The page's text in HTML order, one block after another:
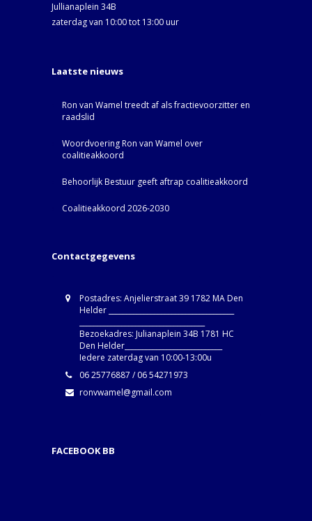
Jullianaplein 34B
zaterdag van 10:00 tot 13:00 uur
Laatste nieuws
Ron van Wamel treedt af als fractievoorzitter en
raadslid
Woordvoering Ron van Wamel over
coalitieakkoord
Behoorlijk Bestuur geeft aftrap coalitieakkoord
Coalitieakkoord 2026-2030
Contactgegevens
Postadres: Anjelierstraat 39 1782 MA Den
Helder ____________________________________
Bezoekadres: Julianaplein 34B 1781 HC
Den Helder____________________________
Iedere zaterdag van 10:00-13:00u
06 25776887 / 06 54271973
ronvwamel@gmail.com
FACEBOOK BB